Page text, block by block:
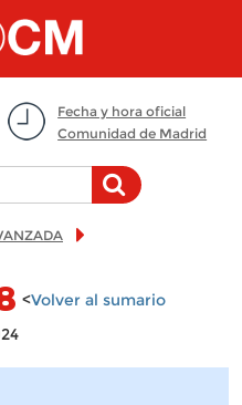
Fecha y hora oficial
Comunidad de Madrid
<Volver al sumario